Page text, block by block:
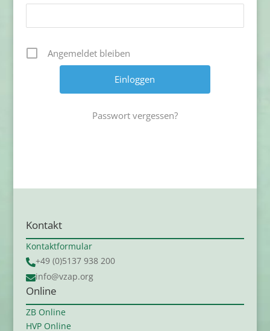
Angemeldet bleiben
Passwort vergessen?
Kontakt
Kontaktformular
+49 (0)5137 938 200
info@vzap.org
Online
ZB Online
HVP Online